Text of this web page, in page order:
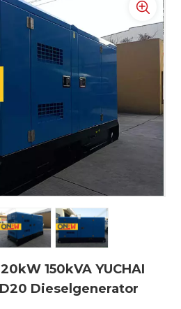
150kVA YUCHAI
Dieselgenerator